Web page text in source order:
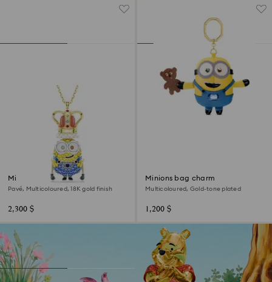
Minions King Bob pendant
Pavé, Multicoloured, 18K gold finish
2,300 $
Minions bag charm
Multicoloured, Gold-tone plated
1,200 $